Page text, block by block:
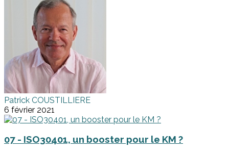
Patrick COUSTILLIERE
6 février 2021
07 - ISO30401, un booster pour le KM ?